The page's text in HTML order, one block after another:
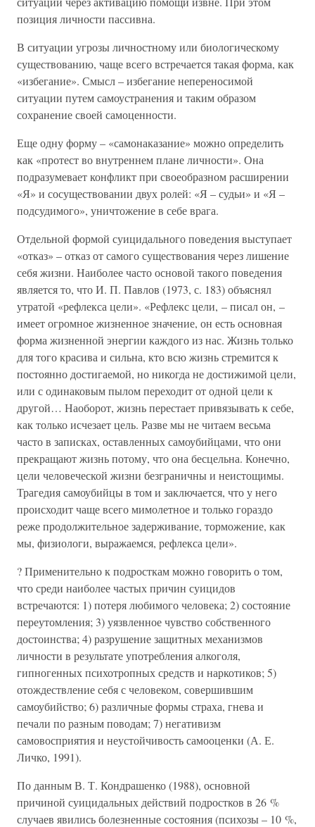
позиция личности пассивна.
В ситуации угрозы личностному или биологическому
существованию, чаще всего встречается такая форма, как
«избегание». Смысл – избегание непереносимой
ситуации путем самоустранения и таким образом
сохранение своей самоценности.
Еще одну форму – «самонаказание» можно определить
как «протест во внутреннем плане личности». Она
подразумевает конфликт при своеобразном расширении
«Я» и сосуществовании двух ролей: «Я – судьи» и «Я –
подсудимого», уничтожение в себе врага.
Отдельной формой суицидального поведения выступает
«отказ» – отказ от самого существования через лишение
себя жизни. Наиболее часто основой такого поведения
является то, что И. П. Павлов (1973, с. 183) объяснял
утратой «рефлекса цели». «Рефлекс цели, – писал он, –
имеет огромное жизненное значение, он есть основная
форма жизненной энергии каждого из нас. Жизнь только
для того красива и сильна, кто всю жизнь стремится к
постоянно достигаемой, но никогда не достижимой цели,
или с одинаковым пылом переходит от одной цели к
другой… Наоборот, жизнь перестает привязывать к себе,
как только исчезает цель. Разве мы не читаем весьма
часто в записках, оставленных самоубийцами, что они
прекращают жизнь потому, что она бесцельна. Конечно,
цели человеческой жизни безграничны и неистощимы.
Трагедия самоубийцы в том и заключается, что у него
происходит чаще всего мимолетное и только гораздо
реже продолжительное задерживание, торможение, как
мы, физиологи, выражаемся, рефлекса цели».
? Применительно к подросткам можно говорить о том,
что среди наиболее частых причин суицидов
встречаются: 1) потеря любимого человека; 2) состояние
переутомления; 3) уязвленное чувство собственного
достоинства; 4) разрушение защитных механизмов
личности в результате употребления алкоголя,
гипногенных психотропных средств и наркотиков; 5)
отождествление себя с человеком, совершившим
самоубийство; 6) различные формы страха, гнева и
печали по разным поводам; 7) негативизм
самовосприятия и неустойчивость самооценки (А. Е.
Личко, 1991).
По данным В. Т. Кондрашенко (1988), основной
причиной суицидальных действий подростков в 26 %
случаев явились болезненные состояния (психозы – 10 %,